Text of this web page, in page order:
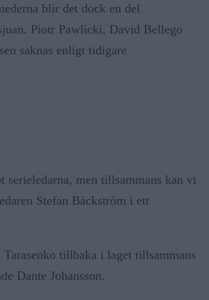
blir det dock en del
Piotr Pawlicki, David Bellego
saknas enligt tidigare
serieledarna, men tillsammans kan vi
Stefan Bäckström i ett
tillbaka i laget tillsammans
Dante Johansson.